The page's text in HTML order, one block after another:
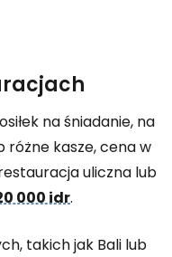
na śniadanie, na
różne kasze, cena w
uliczna lub
000 idr.
takich jak Bali lub